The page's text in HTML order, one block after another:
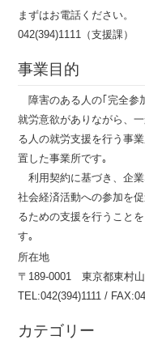
まずはお電話ください。
042(394)1111（支援課）
事業目的
障害のある人の｢完全参
就労意欲がありながら、
る人の就労支援を行う事
置した事業所です｡
利用契約に基づき、企
社会経済活動への参加を
るための支援を行うこと
す｡
所在地
〒189-0001 東京都東村
TEL:042(394)1111 /
カテゴリー